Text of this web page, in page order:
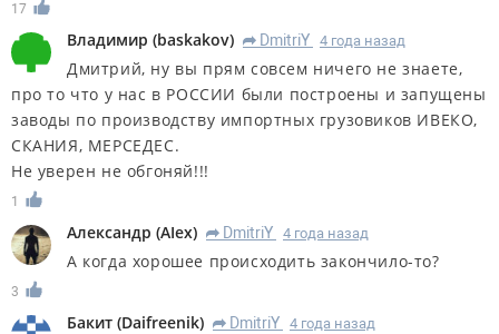
17
Владимир (baskakov) R DmitriY 4 года назад
Дмитрий, ну вы прям совсем ничего не знаете,
про то что у нас в РОССИИ были построены и запущены
заводы по производству импортных грузовиков ИВЕКО,
СКАНИЯ, МЕРСЕДЕС.
Не уверен не обгоняй!!!
1
Александр (AIex) R DmitriY 4 года назад
А когда хорошее происходить закончило-то?
3
Бакит (Daifreenik) R DmitriY 4 года назад